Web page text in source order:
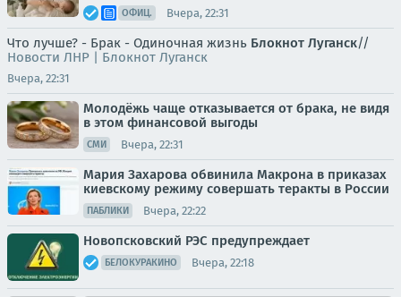
ОФИЦ. Вчера, 22:31
Что лучше? - Брак - Одиночная жизнь Блокнот Луганск//
Новости ЛНР | Блокнот Луганск
Вчера, 22:31
Молодёжь чаще отказывается от брака, не видя
в этом финансовой выгоды
СМИ Вчера, 22:31
Мария Захарова обвинила Макрона в приказах
киевскому режиму совершать теракты в России
ПАБЛИКИ Вчера, 22:22
Новопсковский РЭС предупреждает
БЕЛОКУРАКИНО Вчера, 22:18